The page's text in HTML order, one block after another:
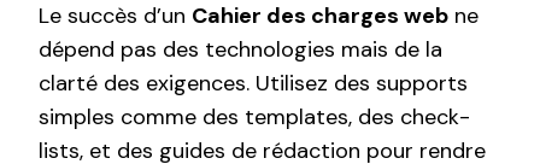
Le succès d’un Cahier des charges web ne
dépend pas des technologies mais de la
clarté des exigences. Utilisez des supports
simples comme des templates, des check-
lists, et des guides de rédaction pour rendre